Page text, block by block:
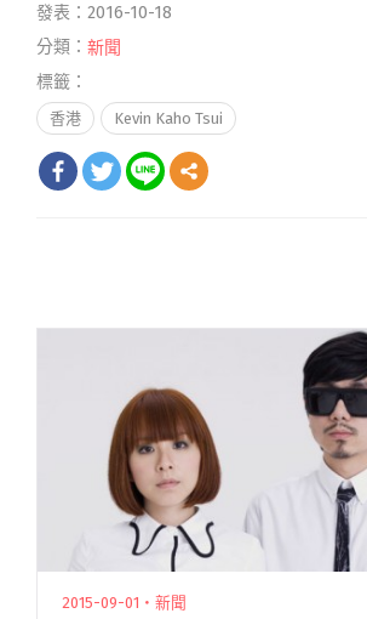
發表：2016-10-18
分類： 新聞
標籤：
香港 Kevin Kaho Tsui
2015-09-01・新聞